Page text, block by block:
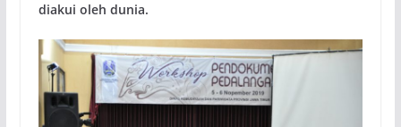
diakui oleh dunia.